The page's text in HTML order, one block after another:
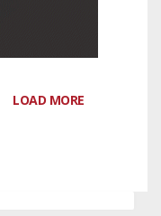
LOAD MORE